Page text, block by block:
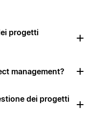
progetti
management?
dei progetti